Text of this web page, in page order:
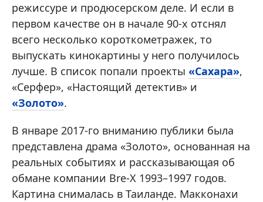
режиссуре и продюсерском деле. И если в
первом качестве он в начале 90-х отснял
всего несколько короткометражек, то
выпускать кинокартины у него получилось
лучше. В список попали проекты «Сахара»,
«Серфер», «Настоящий детектив» и
«Золото».
В январе 2017-го вниманию публики была
представлена драма «Золото», основанная на
реальных событиях и рассказывающая об
обмане компании Bre-X 1993–1997 годов.
Картина снималась в Таиланде. Макконахи